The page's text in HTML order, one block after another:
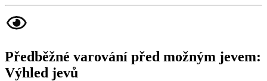
Předběžné varování před možným jevem:
Výhled jevů